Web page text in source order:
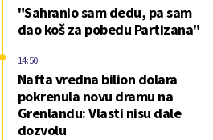
"Sahranio sam dedu, pa sam
dao koš za pobedu Partizana"
Nafta vredna bilion dolara
pokrenula novu dramu na
Grenlandu: Vlasti nisu dale
dozvolu
14:50